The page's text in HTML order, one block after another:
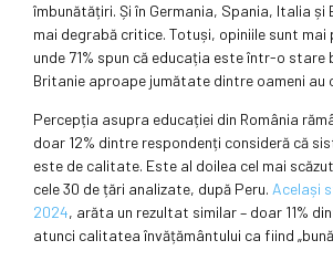
îmbunătățiri. Și în Germania, Spania, Italia și
mai degrabă critice. Totuși, opiniile sunt mai
unde 71% spun că educația este într-o stare
Britanie aproape jumătate dintre oameni au
Percepția asupra educației din România
doar 12% dintre respondenți consideră că
este de calitate. Este al doilea cel mai
cele 30 de țări analizate, după Peru. Același
2024, arăta un rezultat similar – doar 11%
atunci calitatea învățământului ca fiind